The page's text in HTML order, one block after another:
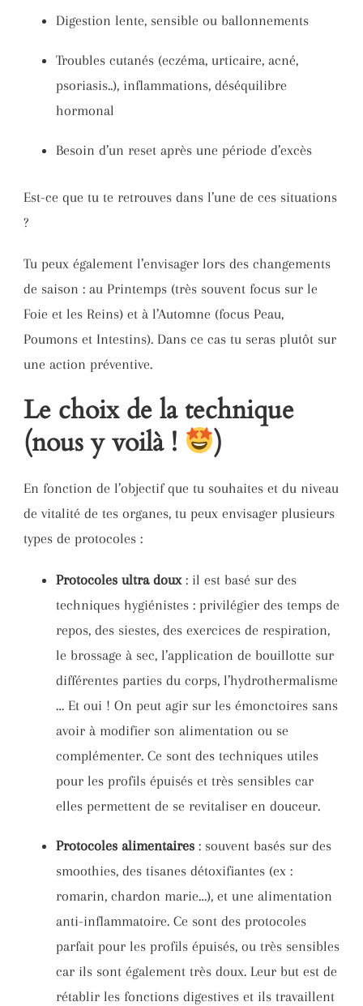
Digestion lente, sensible ou ballonnements
Troubles cutanés (eczéma, urticaire, acné,
psoriasis..), inflammations, déséquilibre
hormonal
Besoin d’un reset après une période d’excès
Est-ce que tu te retrouves dans l’une de ces situations
?
Tu peux également l’envisager lors des changements
de saison : au Printemps (très souvent focus sur le
Foie et les Reins) et à l’Automne (focus Peau,
Poumons et Intestins). Dans ce cas tu seras plutôt sur
une action préventive.
Le choix de la technique
(nous y voilà !
)
En fonction de l’objectif que tu souhaites et du niveau
de vitalité de tes organes, tu peux envisager plusieurs
types de protocoles :
Protocoles ultra doux: il est basé sur des
techniques hygiénistes : privilégier des temps de
repos, des siestes, des exercices de respiration,
le brossage à sec, l’application de bouillotte sur
différentes parties du corps, l’hydrothermalisme
… Et oui ! On peut agir sur les émonctoires sans
avoir à modifier son alimentation ou se
complémenter. Ce sont des techniques utiles
pour les profils épuisés et très sensibles car
elles permettent de se revitaliser en douceur.
Protocoles alimentaires : souvent basés sur des
smoothies, des tisanes détoxifiantes (ex :
romarin, chardon marie…), et une alimentation
anti-inflammatoire. Ce sont des protocoles
parfait pour les profils épuisés, ou très sensibles
car ils sont également très doux. Leur but est de
rétablir les fonctions digestives et ils travaillent